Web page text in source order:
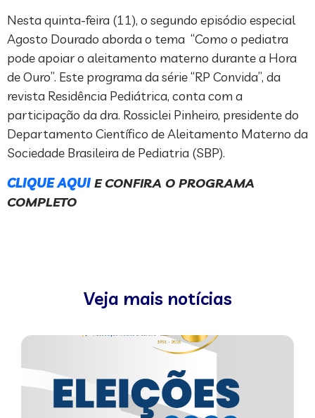
Nesta quinta-feira (11), o segundo episódio especial
Agosto Dourado aborda o tema “Como o pediatra
pode apoiar o aleitamento materno durante a Hora
de Ouro”. Este programa da série “RP Convida”, da
revista Residência Pediátrica, conta com a
participação da dra. Rossiclei Pinheiro, presidente do
Departamento Científico de Aleitamento Materno da
Sociedade Brasileira de Pediatria (SBP).
CLIQUE AQUI E CONFIRA O PROGRAMA
COMPLETO
Veja mais notícias